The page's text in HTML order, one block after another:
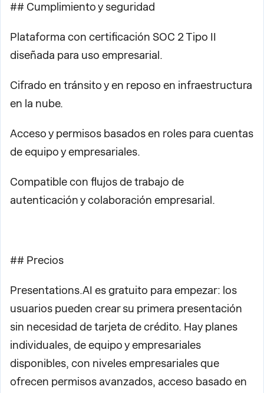
## Cumplimiento y seguridad
Plataforma con certificación SOC 2 Tipo II
diseñada para uso empresarial.
Cifrado en tránsito y en reposo en infraestructura
en la nube.
Acceso y permisos basados en roles para cuentas
de equipo y empresariales.
Compatible con flujos de trabajo de
autenticación y colaboración empresarial.
## Precios
Presentations.AI es gratuito para empezar: los
usuarios pueden crear su primera presentación
sin necesidad de tarjeta de crédito. Hay planes
individuales, de equipo y empresariales
disponibles, con niveles empresariales que
ofrecen permisos avanzados, acceso basado en